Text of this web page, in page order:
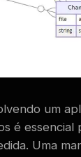
um
é
Uma